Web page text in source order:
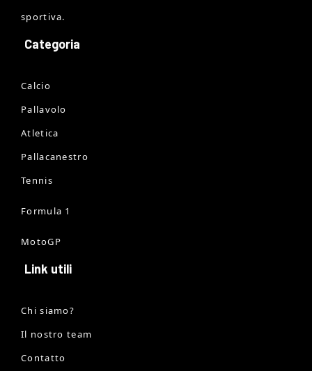
sportiva.
Categoria
Calcio
Pallavolo
Atletica
Pallacanestro
Tennis
Formula 1
MotoGP
Link utili
Chi siamo?
Il nostro team
Contatto